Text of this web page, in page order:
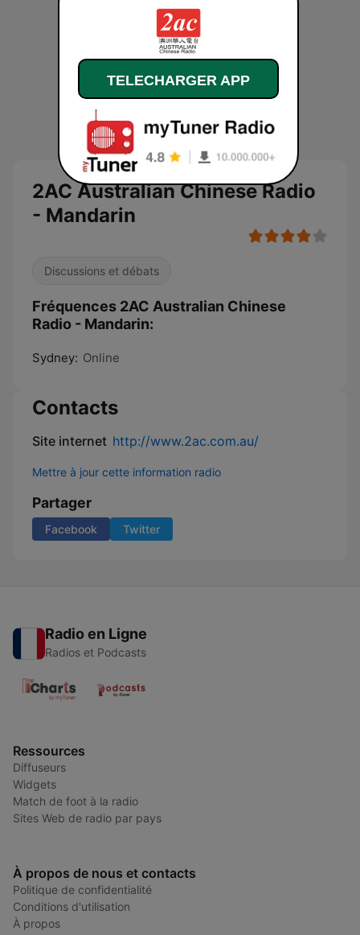
2AC Australian Chinese Radio
- Mandarin
Discussions et débats
Fréquences 2AC Australian Chinese
Radio - Mandarin:
Sydney: Online
Contacts
Site internet http://www.2ac.com.au/
Mettre à jour cette information radio
Partager
Facebook Twitter
Radio en Ligne
Radios et Podcasts
Ressources
Diffuseurs
Widgets
Match de foot à la radio
Sites Web de radio par pays
À propos de nous et contacts
Politique de confidentialité
Conditions d'utilisation
À propos
TELECHARGER APP